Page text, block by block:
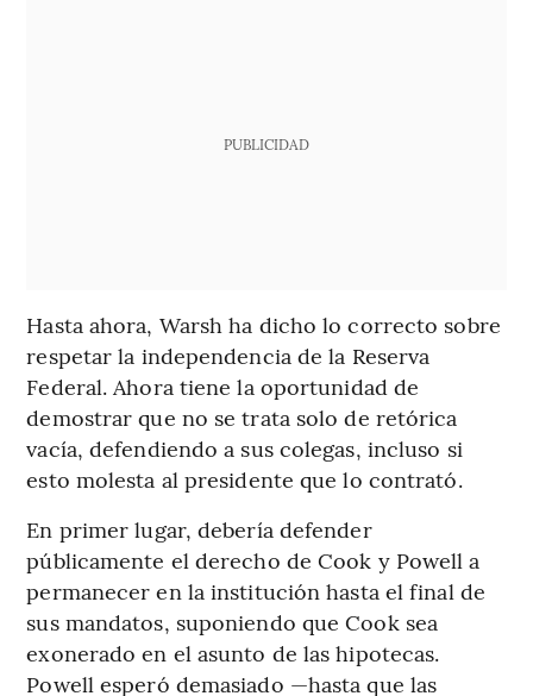
PUBLICIDAD
Hasta ahora, Warsh ha dicho lo correcto sobre
respetar la independencia de la Reserva
Federal. Ahora tiene la oportunidad de
demostrar que no se trata solo de retórica
vacía, defendiendo a sus colegas, incluso si
esto molesta al presidente que lo contrató.
En primer lugar, debería defender
públicamente el derecho de Cook y Powell a
permanecer en la institución hasta el final de
sus mandatos, suponiendo que Cook sea
exonerado en el asunto de las hipotecas.
Powell esperó demasiado —hasta que las